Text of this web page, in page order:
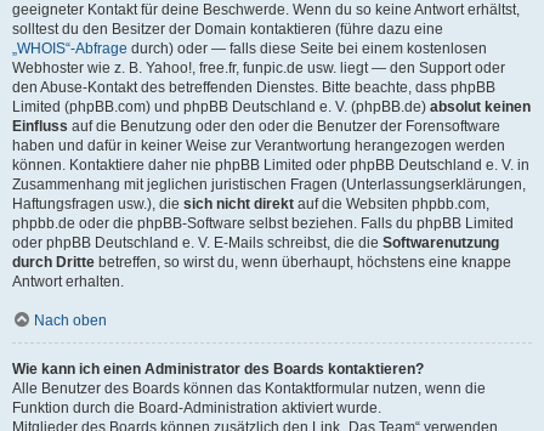
geeigneter Kontakt für deine Beschwerde. Wenn du so keine Antwort erhältst,
solltest du den Besitzer der Domain kontaktieren (führe dazu eine
„WHOIS“-Abfrage durch) oder — falls diese Seite bei einem kostenlosen
Webhoster wie z. B. Yahoo!, free.fr, funpic.de usw. liegt — den Support oder
den Abuse-Kontakt des betreffenden Dienstes. Bitte beachte, dass phpBB
Limited (phpBB.com) und phpBB Deutschland e. V. (phpBB.de) absolut keinen
Einfluss auf die Benutzung oder den oder die Benutzer der Forensoftware
haben und dafür in keiner Weise zur Verantwortung herangezogen werden
können. Kontaktiere daher nie phpBB Limited oder phpBB Deutschland e. V. in
Zusammenhang mit jeglichen juristischen Fragen (Unterlassungserklärungen,
Haftungsfragen usw.), die sich nicht direkt auf die Websiten phpbb.com,
phpbb.de oder die phpBB-Software selbst beziehen. Falls du phpBB Limited
oder phpBB Deutschland e. V. E-Mails schreibst, die die Softwarenutzung
durch Dritte betreffen, so wirst du, wenn überhaupt, höchstens eine knappe
Antwort erhalten.
Nach oben
Wie kann ich einen Administrator des Boards kontaktieren?
Alle Benutzer des Boards können das Kontaktformular nutzen, wenn die
Funktion durch die Board-Administration aktiviert wurde.
Mitglieder des Boards können zusätzlich den Link „Das Team“ verwenden.